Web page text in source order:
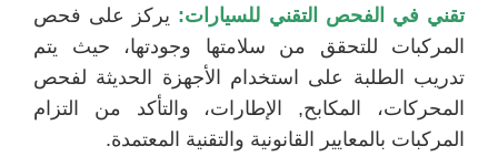
تقني في الفحص التقني للسيارات: يركز على فحص
المركبات للتحقق من سلامتها وجودتها، حيث يتم
تدريب الطلبة على استخدام الأجهزة الحديثة لفحص
المحركات، المكابح, الإطارات، والتأكد من التزام
المركبات بالمعايير القانونية والتقنية المعتمدة.